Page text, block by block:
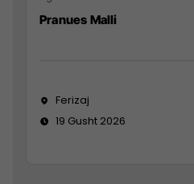
Pranues Malli
Ferizaj
19 Gusht 2026